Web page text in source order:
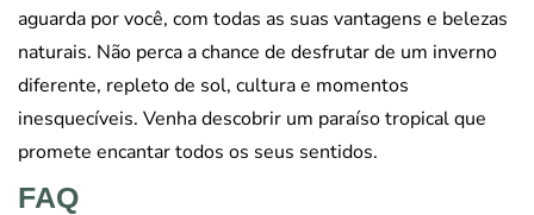
aguarda por você, com todas as suas vantagens e belezas
naturais. Não perca a chance de desfrutar de um inverno
diferente, repleto de sol, cultura e momentos
inesquecíveis. Venha descobrir um paraíso tropical que
promete encantar todos os seus sentidos.
FAQ